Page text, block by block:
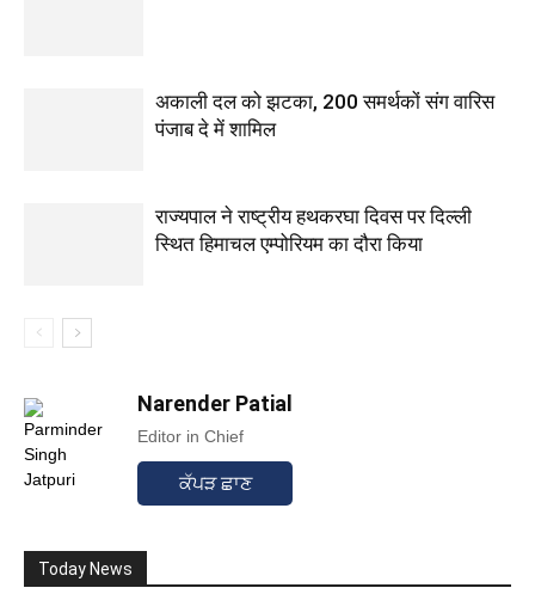
अकाली दल को झटका, 200 समर्थकों संग वारिस
पंजाब दे में शामिल
राज्यपाल ने राष्ट्रीय हथकरघा दिवस पर दिल्ली
स्थित हिमाचल एम्पोरियम का दौरा किया
Narender Patial
Editor in Chief
ਕੱਪੜ ਛਾਣ
Today News